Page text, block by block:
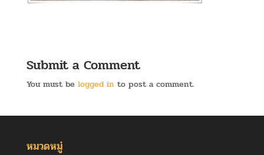
Submit a Comment
You must be logged into post a comment.
หมวดหมู่